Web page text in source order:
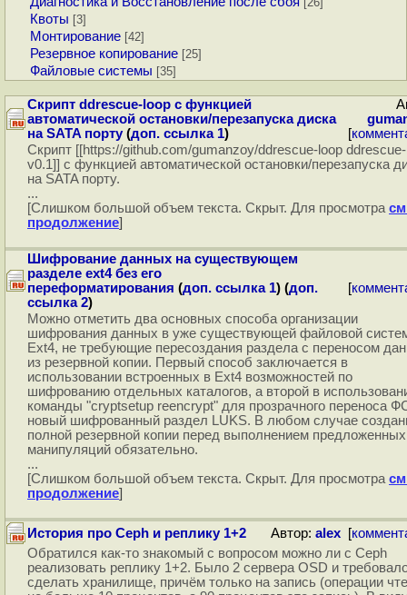
Квоты [3]
Монтирование [42]
Резервное копирование [25]
Файловые системы [35]
Cкрипт ddrescue-loop с функцией
автоматической остановки/перезапуска диска
на SATA порту (доп. ссылка 1)
[
Cкрипт [[https://github.com/gumanzoy/ddrescue-loop
v0.1]] с функцией автоматической остановки/перезапуска
на SATA порту.
...
[Слишком большой объем текста. Скрыт. Для просмотра
продолжение]
Шифрование данных на существующем
разделе ext4 без его
переформатирования (доп. ссылка 1) (доп.
ссылка 2)
[
Можно отметить два основных способа организации
шифрования данных в уже существующей файловой
Ext4, не требующие пересоздания раздела с переносом
из резервной копии. Первый способ заключается в
использовании встроенных в Ext4 возможностей по
шифрованию отдельных каталогов, а второй в
команды "cryptsetup reencrypt" для прозрачного переноса
новый шифрованный раздел LUKS. В любом случае
полной резервной копии перед выполнением предложенных
манипуляций обязательно.
...
[Слишком большой объем текста. Скрыт. Для просмотра
продолжение]
История про Ceph и реплику 1+2 Автор: alex [
Обратился как-то знакомый с вопросом можно ли c Ceph
реализовать реплику 1+2. Было 2 сервера OSD и
сделать хранилище, причём только на запись (операции